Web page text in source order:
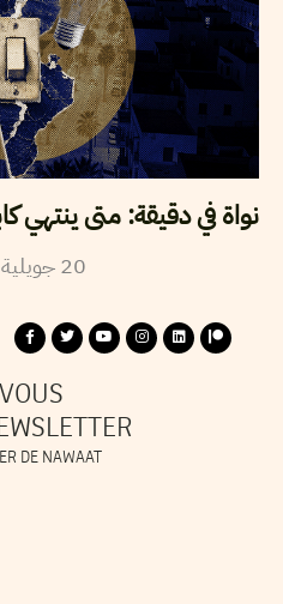
نواة في دقيقة: متى ينتهي
20 جويلية
DE NAWAAT